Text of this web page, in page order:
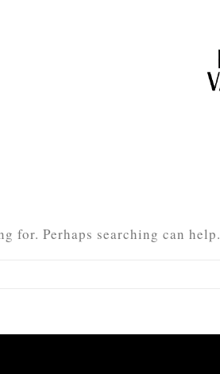
for. Perhaps searching can help.